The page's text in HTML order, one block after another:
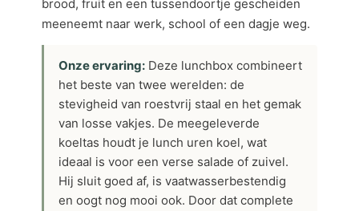
brood, fruit en een tussendoortje gescheiden
meeneemt naar werk, school of een dagje weg.
Onze ervaring: Deze lunchbox combineert
het beste van twee werelden: de
stevigheid van roestvrij staal en het gemak
van losse vakjes. De meegeleverde
koeltas houdt je lunch uren koel, wat
ideaal is voor een verse salade of zuivel.
Hij sluit goed af, is vaatwasserbestendig
en oogt nog mooi ook. Door dat complete